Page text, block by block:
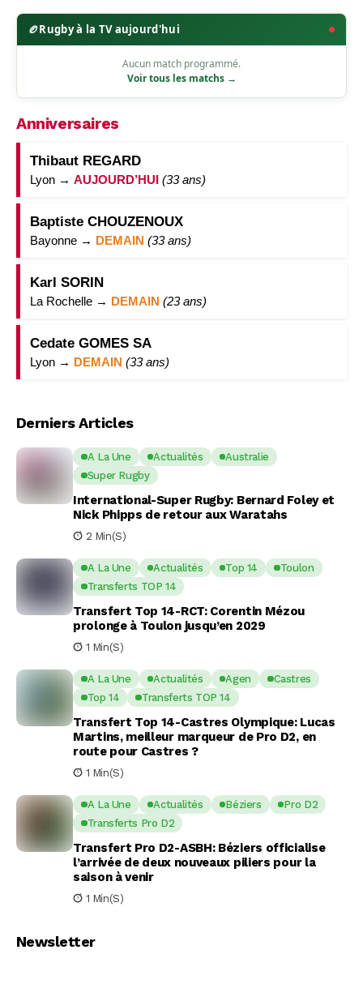
🏉Rugby à la TV aujourd'hui
Aucun match programmé.
Voir tous les matchs →
Anniversaires
Thibaut REGARD
Lyon → AUJOURD’HUI (33 ans)
Baptiste CHOUZENOUX
Bayonne → DEMAIN (33 ans)
Karl SORIN
La Rochelle → DEMAIN (23 ans)
Cedate GOMES SA
Lyon → DEMAIN (33 ans)
Derniers Articles
A La Une Actualités
Australie
Super Rugby
International-Super Rugby: Bernard Foley et
Nick Phipps de retour aux Waratahs
2 Min(s)
A La Une Actualités Top 14
Toulon
Transferts TOP 14
Transfert Top 14-RCT: Corentin Mézou
prolonge à Toulon jusqu’en 2029
1 Min(s)
A La Une Actualités Agen
Castres
Top 14
Transferts TOP 14
Transfert Top 14-Castres Olympique: Lucas
Martins, meilleur marqueur de Pro D2, en
route pour Castres ?
1 Min(s)
A La Une Actualités Béziers
Pro D2
Transferts Pro D2
Transfert Pro D2-ASBH: Béziers officialise
l’arrivée de deux nouveaux piliers pour la
saison à venir
1 Min(s)
Newsletter